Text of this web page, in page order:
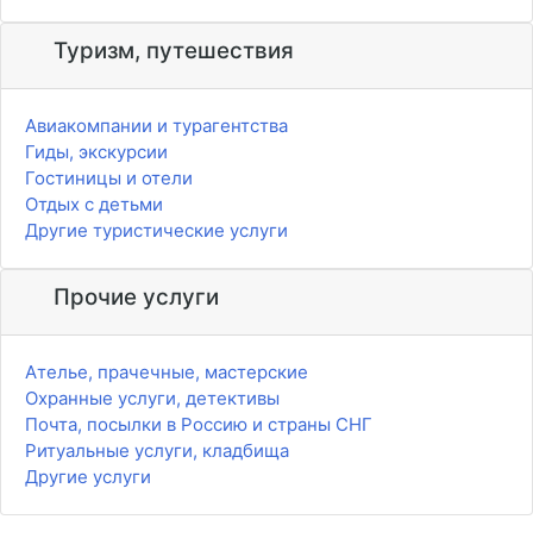
Туризм, путешествия
Авиакомпании и турагентства
Гиды, экскурсии
Гостиницы и отели
Отдых с детьми
Другие туристические услуги
Прочие услуги
Ателье, прачечные, мастерские
Охранные услуги, детективы
Почта, посылки в Россию и страны СНГ
Ритуальные услуги, кладбища
Другие услуги